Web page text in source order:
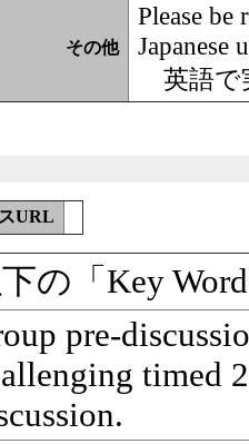
その他
Please
Japanese
英語で
URL
の「Key
pre-
timed